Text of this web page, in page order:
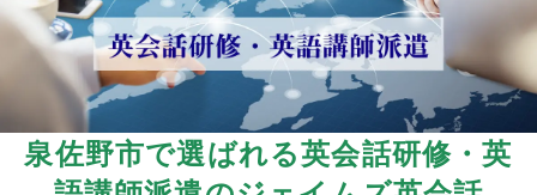
泉佐野市で選ばれる英会話研修・英